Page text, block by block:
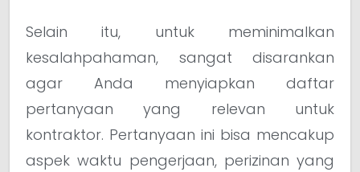
Selain itu, untuk meminimalkan
kesalahpahaman, sangat disarankan
agar Anda menyiapkan daftar
pertanyaan yang relevan untuk
kontraktor. Pertanyaan ini bisa mencakup
aspek waktu pengerjaan, perizinan yang